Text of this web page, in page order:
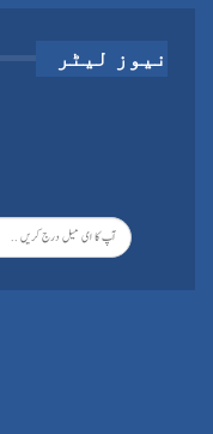
نیوز لیٹر